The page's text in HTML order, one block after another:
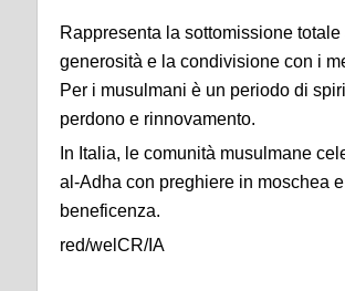
Rappresenta la sottomissione totale
generosità e la condivisione con i
Per i musulmani è un periodo di
perdono e rinnovamento.
In Italia, le comunità musulmane
al-Adha con preghiere in moschea
beneficenza.
red/welCR/IA